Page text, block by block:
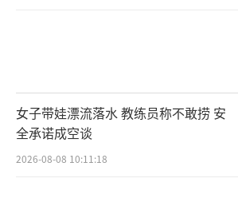
女子带娃漂流落水 教练员称不敢捞 安
全承诺成空谈
2026-08-08 10:11:18